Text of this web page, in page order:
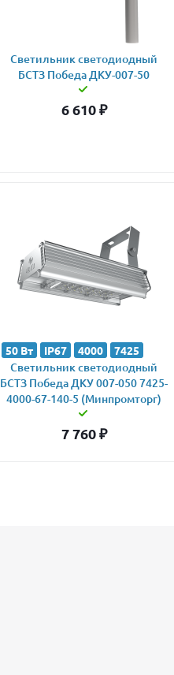
Светильник светодиодный
БСТЗ Победа ДКУ-007-50
6 610₽
50 Вт IP67 4000 7425
Светильник светодиодный
БСТЗ Победа ДКУ 007-050 7425-
4000-67-140-5 (Минпромторг)
7 760₽